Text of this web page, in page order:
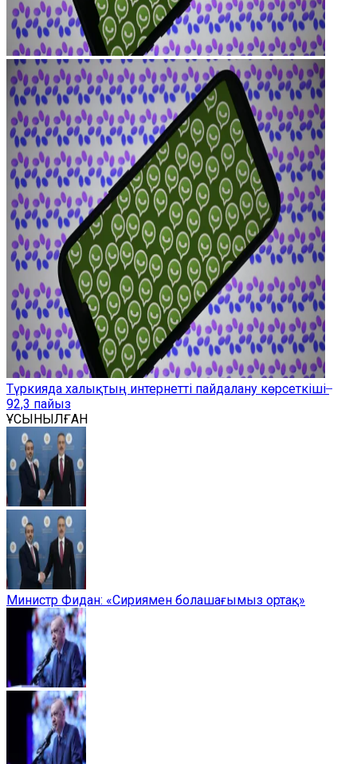
Түркияда халықтың интернетті пайдалану көрсеткіші ̶
92,3 пайыз
ҰСЫНЫЛҒАН
Министр Фидан: «Сириямен болашағымыз ортақ»